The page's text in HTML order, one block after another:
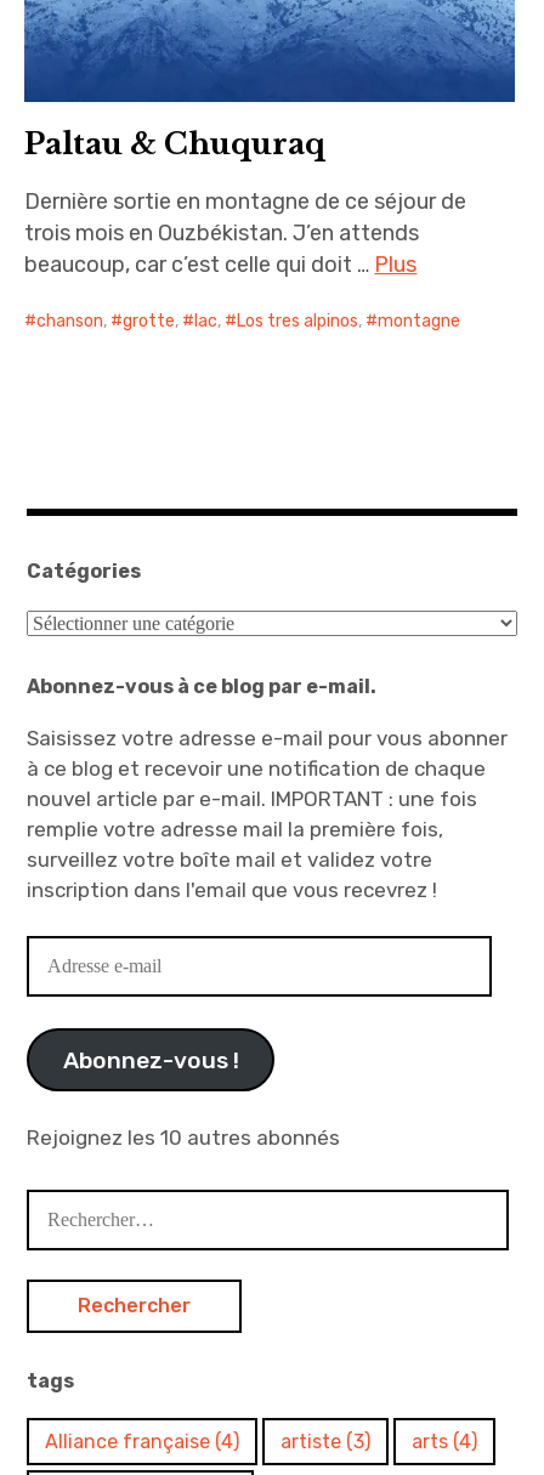
Paltau & Chuquraq
Dernière sortie en montagne de ce séjour de
trois mois en Ouzbékistan. J’en attends
beaucoup, car c’est celle qui doit … Plus
chanson, grotte, lac, Los tres alpinos, montagne
Catégories
Catégories
Abonnez-vous à ce blog par e-mail.
Saisissez votre adresse e-mail pour vous abonner
à ce blog et recevoir une notification de chaque
nouvel article par e-mail. IMPORTANT : une fois
remplie votre adresse mail la première fois,
surveillez votre boîte mail et validez votre
inscription dans l'email que vous recevrez !
e-
Abonnez-vous !
Rejoignez les 10 autres abonnés
tags
Alliance française (4) artiste (3) arts (4)